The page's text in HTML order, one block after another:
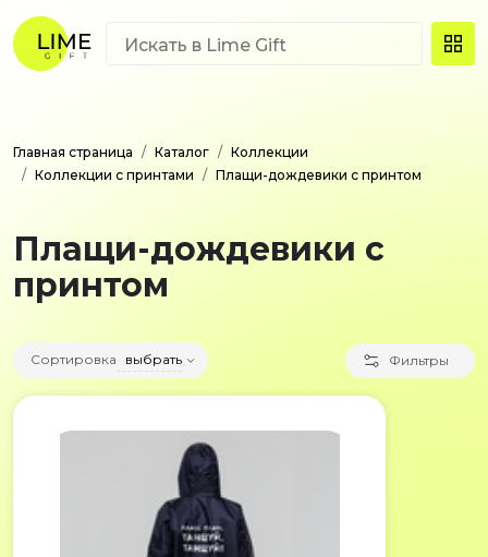
Главная страница Каталог
Коллекции
Коллекции с принтами
Плащи-дождевики с принтом
Плащи-дождевики с
принтом
Сортировка выбрать Фильтры